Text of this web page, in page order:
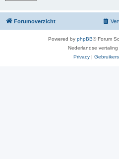
Forumoverzicht
Powered by phpBB® Forum
Nederlandse
Privacy |